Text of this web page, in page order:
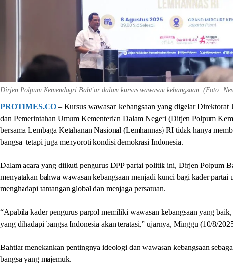
Dirjen Polpum Kemendagri Bahtiar dalam kursus wawasan kebangsaan. (Foto:
PROTIMES.CO– Kursus wawasan kebangsaan yang digelar Direktorat
dan Pemerintahan Umum Kementerian Dalam Negeri (Ditjen Polpum
bersama Lembaga Ketahanan Nasional (Lemhannas) RI tidak hanya
bangsa, tetapi juga menyoroti kondisi demokrasi Indonesia.
Dalam acara yang diikuti pengurus DPP partai politik ini, Dirjen Polpum
menyatakan bahwa wawasan kebangsaan menjadi kunci bagi kader partai
menghadapi tantangan global dan menjaga persatuan.
“Apabila kader pengurus parpol memiliki wawasan kebangsaan yang baik,
yang dihadapi bangsa Indonesia akan teratasi,” ujarnya, Minggu (10/8/
Bahtiar menekankan pentingnya ideologi dan wawasan kebangsaan
bangsa yang majemuk.